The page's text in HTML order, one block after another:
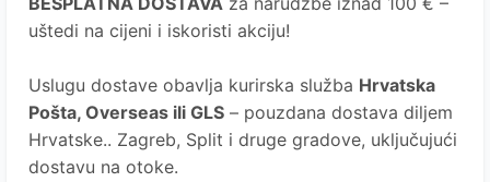
uštedi na cijeni i iskoristi akciju!
Uslugu dostave obavlja kurirska služba Hrvatska
Pošta, Overseas ili GLS – pouzdana dostava diljem
Hrvatske.. Zagreb, Split i druge gradove, uključujući
dostavu na otoke.